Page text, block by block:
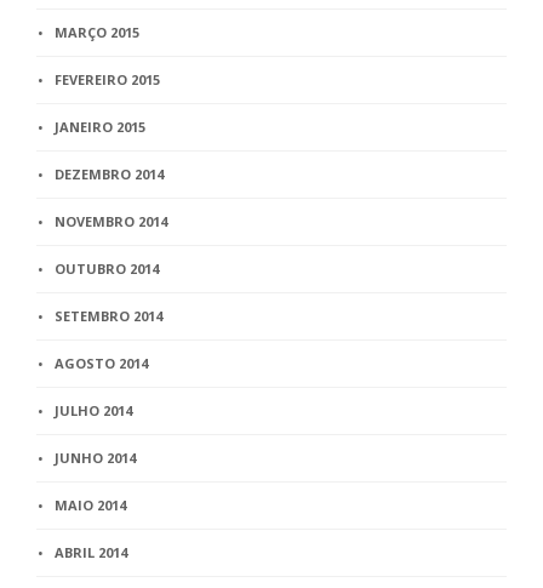
MARÇO 2015
FEVEREIRO 2015
JANEIRO 2015
DEZEMBRO 2014
NOVEMBRO 2014
OUTUBRO 2014
SETEMBRO 2014
AGOSTO 2014
JULHO 2014
JUNHO 2014
MAIO 2014
ABRIL 2014